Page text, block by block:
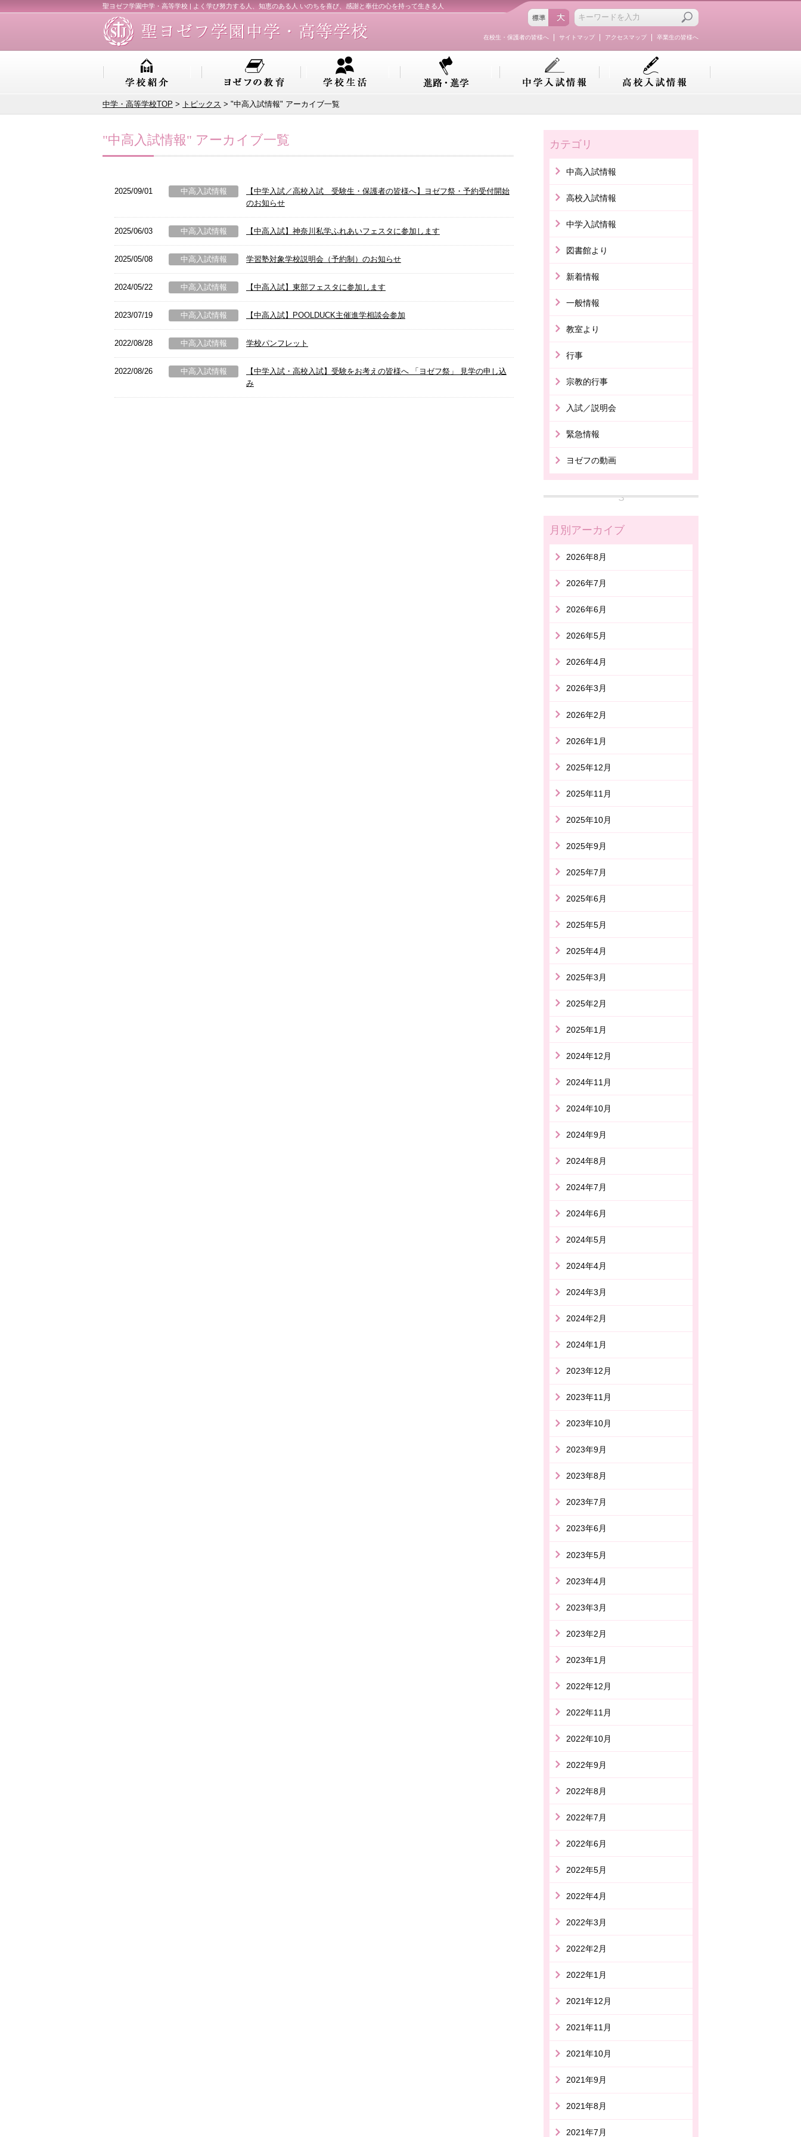
聖ヨゼフ学園中学・高等学校 | よく学び努力する人、知恵のある人 いのちを喜び、感謝と奉仕の心を持って生きる人
卒業生の皆様へ
アクセスマップ
サイトマップ
在校生・保護者の皆様へ
中学・高等学校TOP > トピックス > "中高入試情報" アーカイブ一覧
"中高入試情報" アーカイブ一覧
2025/09/01 中高入試情報
【中学入試／高校入試 受験生・保護者の皆様へ】ヨゼフ祭・予約受付開始
のお知らせ
2025/06/03 中高入試情報 【中高入試】神奈川私学ふれあいフェスタに参加します
2025/05/08 中高入試情報 学習塾対象学校説明会（予約制）のお知らせ
2024/05/22 中高入試情報 【中高入試】東部フェスタに参加します
2023/07/19 中高入試情報 【中高入試】POOLDUCK主催進学相談会参加
2022/08/28 中高入試情報 学校パンフレット
2022/08/26 中高入試情報
【中学入試・高校入試】受験をお考えの皆様へ 「ヨゼフ祭」 見学の申し込
み
カテゴリ
中高入試情報
高校入試情報
中学入試情報
図書館より
新着情報
一般情報
教室より
行事
宗教的行事
入試／説明会
緊急情報
ヨゼフの動画
月別アーカイブ
2026年8月
2026年7月
2026年6月
2026年5月
2026年4月
2026年3月
2026年2月
2026年1月
2025年12月
2025年11月
2025年10月
2025年9月
2025年7月
2025年6月
2025年5月
2025年4月
2025年3月
2025年2月
2025年1月
2024年12月
2024年11月
2024年10月
2024年9月
2024年8月
2024年7月
2024年6月
2024年5月
2024年4月
2024年3月
2024年2月
2024年1月
2023年12月
2023年11月
2023年10月
2023年9月
2023年8月
2023年7月
2023年6月
2023年5月
2023年4月
2023年3月
2023年2月
2023年1月
2022年12月
2022年11月
2022年10月
2022年9月
2022年8月
2022年7月
2022年6月
2022年5月
2022年4月
2022年3月
2022年2月
2022年1月
2021年12月
2021年11月
2021年10月
2021年9月
2021年8月
2021年7月